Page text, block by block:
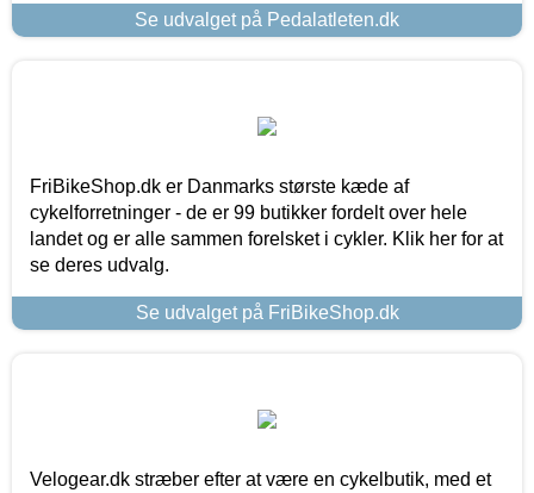
Se udvalget på Pedalatleten.dk
FriBikeShop.dk er Danmarks største kæde af
cykelforretninger - de er 99 butikker fordelt over hele
landet og er alle sammen forelsket i cykler. Klik her for at
se deres udvalg.
Se udvalget på FriBikeShop.dk
Velogear.dk stræber efter at være en cykelbutik, med et